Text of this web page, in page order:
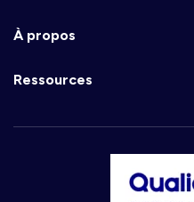
À propos
Ressources